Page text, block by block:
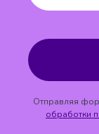
Отправляя
обработки